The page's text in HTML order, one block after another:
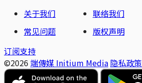
关于我们
联络我们
常见问题
版权声明
订阅支持
©2026 端傳媒 Initium Media 隐私政策